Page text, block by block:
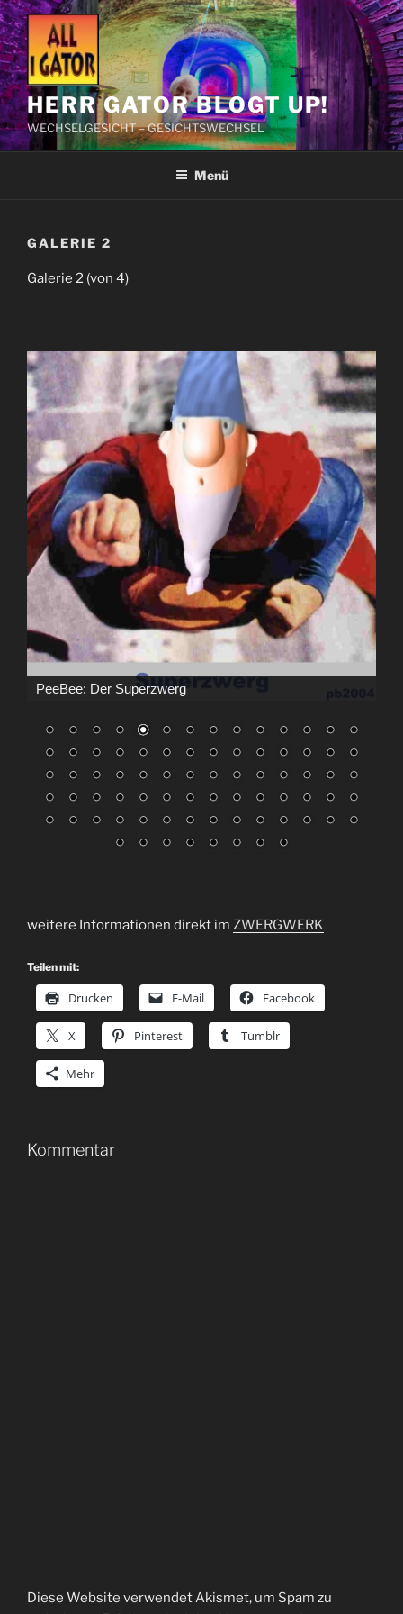
Zum
Inhalt
springen
HERR GATOR BLOGT UP!
WECHSELGESICHT – GESICHTSWECHSEL
Menü
GALERIE 2
Galerie 2 (von 4)
PeeBee: Der Superzwerg
weitere Informationen direkt im ZWERGWERK
Teilen mit:
Drucken E-Mail Facebook
X Pinterest Tumblr
Mehr
Kommentar
Diese Website verwendet Akismet, um Spam zu